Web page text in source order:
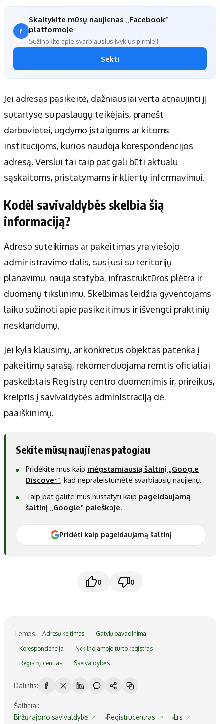
Skaitykite mūsų naujienas „Facebook“
platformoje
Sužinokite apie svarbiausius įvykius pirmieji!
Sekti
Jei adresas pasikeitė, dažniausiai verta atnaujinti jį
sutartyse su paslaugų teikėjais, pranešti
darbovietei, ugdymo įstaigoms ar kitoms
institucijoms, kurios naudoja korespondencijos
adresą. Verslui tai taip pat gali būti aktualu
sąskaitoms, pristatymams ir klientų informavimui.
Kodėl savivaldybės skelbia šią
informaciją?
Adreso suteikimas ar pakeitimas yra viešojo
administravimo dalis, susijusi su teritorijų
planavimu, nauja statyba, infrastruktūros plėtra ir
duomenų tikslinimu. Skelbimas leidžia gyventojams
laiku sužinoti apie pasikeitimus ir išvengti praktinių
nesklandumų.
Jei kyla klausimų, ar konkretus objektas patenka į
pakeitimų sąrašą, rekomenduojama remtis oficialiai
paskelbtais Registrų centro duomenimis ir, prireikus,
kreiptis į savivaldybės administraciją dėl
paaiškinimų.
Sekite mūsų naujienas patogiau
Pridėkite mus kaip mėgstamiausią šaltinį „Google
Discover“, kad nepraleistumėte svarbiausių naujienų.
Taip pat galite mus nustatyti kaip pageidaujamą
šaltinį „Google“ paieškoje.
Pridėti kaip pageidaujamą šaltinį
0 0
Temos: Adresų keitimas Gatvių pavadinimai
Korespondencija Nekilnojamojo turto registras
Registrų centras Savivaldybės
Dalintis:
Šaltiniai:
Biržų rajono savivaldybė
Registrucentras Lrs